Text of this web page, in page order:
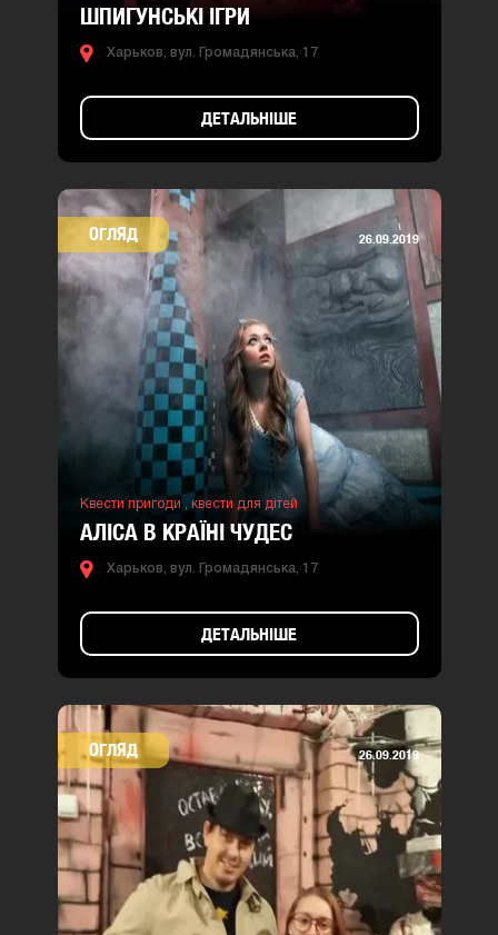
ШПИГУНСЬКІ ІГРИ
Харьков, вул. Громадянська, 17
ДЕТАЛЬНІШЕ
ОГЛЯД 26.09.2019
Квести пригоди , квести для дітей
АЛІСА В КРАЇНІ ЧУДЕС
Харьков, вул. Громадянська, 17
ДЕТАЛЬНІШЕ
ОГЛЯД 26.09.2019